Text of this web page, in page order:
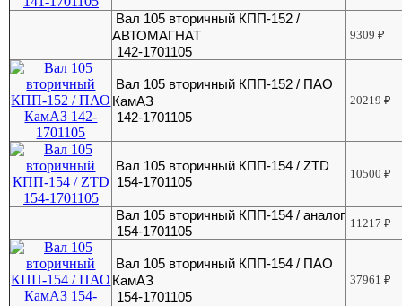
Вал 105 вторичный КПП-152 /
АВТОМАГНАТ
142-1701105
9309₽
Вал 105 вторичный КПП-152 / ПАО
КамАЗ
142-1701105
20219₽
Вал 105 вторичный КПП-154 / ZTD
154-1701105
10500₽
Вал 105 вторичный КПП-154 / аналог
154-1701105
11217₽
Вал 105 вторичный КПП-154 / ПАО
КамАЗ
154-1701105
37961₽